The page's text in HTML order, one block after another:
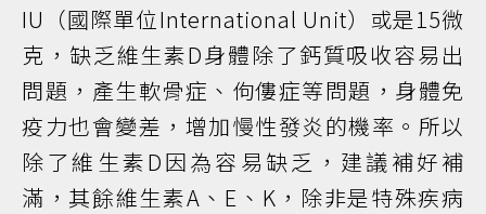
IU（國際單位International Unit）或是15微
克，缺乏維生素D身體除了鈣質吸收容易出
問題，產生軟骨症、佝僂症等問題，身體免
疫力也會變差，增加慢性發炎的機率。所以
除了維生素D因為容易缺乏，建議補好補
滿，其餘維生素A、E、K，除非是特殊疾病